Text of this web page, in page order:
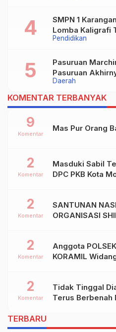
Pendidikan
SMPN 1
Lomba Kaligrafi
Daerah
Pasuruan
Pasuruan
Dalam Kejurprov
KOMENTAR TERBANYAK
Mas Pur Orang
9
Komentar
Masduki Sabil
DPC PKB Kota
2
Komentar
SANTUNAN
ORGANISASI
2
Komentar
Anggota
KORAMIL
Kab.TUBAN
2
Komentar
Tidak Tinggal
Terus Berbenah
2
Komentar
TERBARU